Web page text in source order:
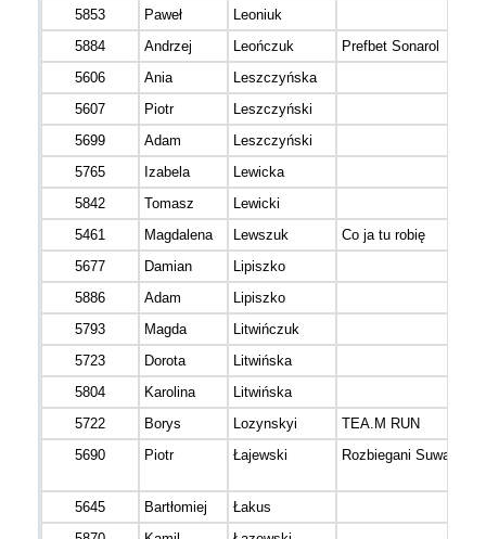
5853
Paweł
Leoniuk
5884
Andrzej Leończuk Prefbet Sonarol
5606
Ania
Leszczyńska
5607
Piotr
Leszczyński
5699
Adam
Leszczyński
5765
Izabela
Lewicka
5842
Tomasz
Lewicki
5461
Magdalena Lewszuk
Co ja tu robię
5677
Damian
Lipiszko
5886
Adam
Lipiszko
5793
Magda
Litwińczuk
5723
Dorota
Litwińska
5804
Karolina
Litwińska
5722
Borys Lozynskyi TEA.M RUN
5690
Piotr Łajewski Rozbiegani Suwałki
5645
Bartłomiej
Łakus